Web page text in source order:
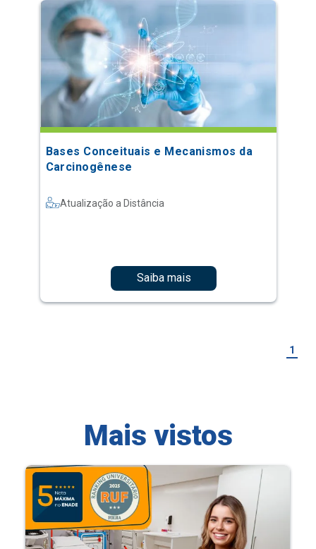
Bases Conceituais e Mecanismos da
Carcinogênese
Atualização a Distância
Saiba mais
1
Mais vistos